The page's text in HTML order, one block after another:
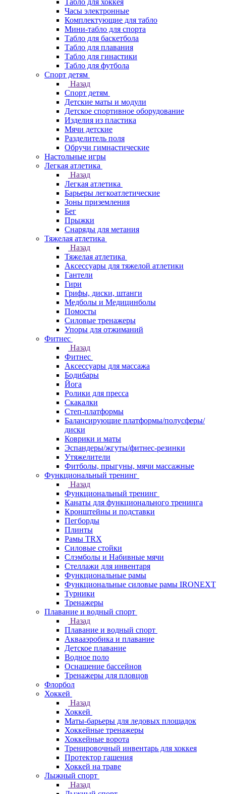
Табло для хоккея
Часы электронные
Комплектующие для табло
Мини-табло для спорта
Табло для баскетбола
Табло для плавания
Табло для гинастики
Табло для футбола
Спорт детям
Назад
Спорт детям
Детские маты и модули
Детское спортивное оборудование
Изделия из пластика
Мячи детские
Разделитель поля
Обручи гимнастические
Настольные игры
Легкая атлетика
Назад
Легкая атлетика
Барьеры легкоатлетические
Зоны приземления
Бег
Прыжки
Снаряды для метания
Тяжелая атлетика
Назад
Тяжелая атлетика
Аксессуары для тяжелой атлетики
Гантели
Гири
Грифы, диски, штанги
Медболы и Медицинболы
Помосты
Силовые тренажеры
Упоры для отжиманий
Фитнес
Назад
Фитнес
Аксессуары для массажа
Бодибары
Йога
Ролики для пресса
Скакалки
Степ-платформы
Балансирующие платформы/полусферы/
диски
Коврики и маты
Эспандеры/жгуты/фитнес-резинки
Утяжелители
Фитболы, прыгуны, мячи массажные
Функциональный тренинг
Назад
Функциональный тренинг
Канаты для функционального тренинга
Кронштейны и подставки
Пегборды
Плинты
Рамы TRX
Силовые стойки
Слэмболы и Набивные мячи
Стеллажи для инвентаря
Функциональные рамы
Функциональные силовые рамы IRONEXT
Турники
Тренажеры
Плавание и водный спорт
Назад
Плавание и водный спорт
Аквааэробика и плавание
Детское плавание
Водное поло
Оснащение бассейнов
Тренажеры для пловцов
Флорбол
Хоккей
Назад
Хоккей
Маты-барьеры для ледовых площадок
Хоккейные тренажеры
Хоккейные ворота
Тренировочный инвентарь для хоккея
Протектор гашения
Хоккей на траве
Лыжный спорт
Назад